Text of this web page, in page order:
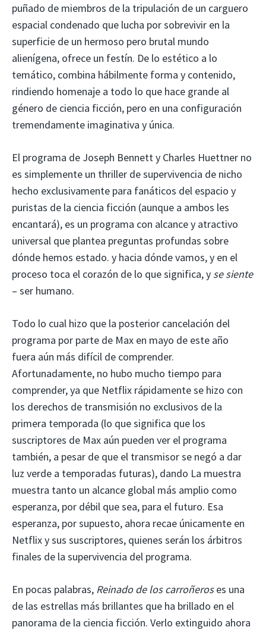
puñado de miembros de la tripulación de un carguero
espacial condenado que lucha por sobrevivir en la
superficie de un hermoso pero brutal mundo
alienígena, ofrece un festín. De lo estético a lo
temático, combina hábilmente forma y contenido,
rindiendo homenaje a todo lo que hace grande al
género de ciencia ficción, pero en una configuración
tremendamente imaginativa y única.
El programa de Joseph Bennett y Charles Huettner no
es simplemente un thriller de supervivencia de nicho
hecho exclusivamente para fanáticos del espacio y
puristas de la ciencia ficción (aunque a ambos les
encantará), es un programa con alcance y atractivo
universal que plantea preguntas profundas sobre
dónde hemos estado. y hacia dónde vamos, y en el
proceso toca el corazón de lo que significa, y se siente
– ser humano.
Todo lo cual hizo que la posterior cancelación del
programa por parte de Max en mayo de este año
fuera aún más difícil de comprender.
Afortunadamente, no hubo mucho tiempo para
comprender, ya que Netflix rápidamente se hizo con
los derechos de transmisión no exclusivos de la
primera temporada (lo que significa que los
suscriptores de Max aún pueden ver el programa
también, a pesar de que el transmisor se negó a dar
luz verde a temporadas futuras), dando La muestra
muestra tanto un alcance global más amplio como
esperanza, por débil que sea, para el futuro. Esa
esperanza, por supuesto, ahora recae únicamente en
Netflix y sus suscriptores, quienes serán los árbitros
finales de la supervivencia del programa.
En pocas palabras, Reinado de los carroñeroses una
de las estrellas más brillantes que ha brillado en el
panorama de la ciencia ficción. Verlo extinguido ahora